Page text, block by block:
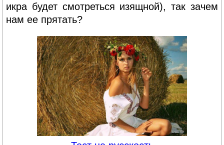
икра будет смотреться изящной), так зачем
нам ее прятать?